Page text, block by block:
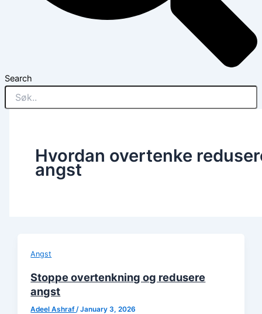
Search
Hvordan overtenke
angst
Angst
Stoppe overtenkning og redusere
angst
Adeel Ashraf /January 3, 2026